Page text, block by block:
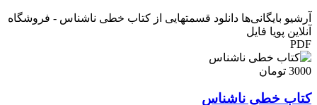
آرشیو بایگانی‌ها دانلود قسمتهایی از کتاب خطی ناشناس - فروشگاه
آنلاین پویا فایل
PDF
3000 تومان
کتاب خطی ناشناس